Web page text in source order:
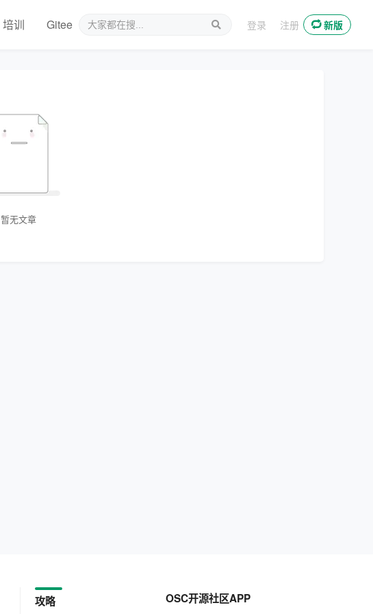
培训 Gitee 新媒体 登录 注册 新版
暂无文章
攻略 OSC开源社区APP